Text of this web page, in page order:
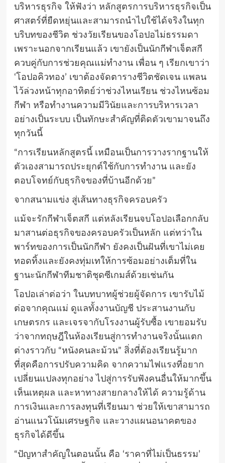
บริหารธุรกิจ ให้ฟังว่า หลักสูตรการบริหารธุรกิจเป็น
ศาสตร์ที่ยืดหยุ่นและสามารถนำไปใช้ได้จริงในทุก
บริบทของชีวิต ช่วงวัยเรียนของโอปอไม่ธรรมดา
เพราะนอกจากเรียนแล้ว เขายังเป็นนักกีฬาเจ็ตสกี
ควบคู่กับการช่วยคุณแม่ทำงาน เพื่อน ๆ เรียกเขาว่า
‘โอปอคิวทอง’ เขาต้องจัดตารางชีวิตชัดเจน แพลน
ไว้ล่วงหน้าทุกอาทิตย์ว่าช่วงไหนเรียน ช่วงไหนซ้อม
กีฬา หรือทำงานความมีวินัยและการบริหารเวลา
อย่างเป็นระบบ เป็นทักษะสำคัญที่ติดตัวเขามาจนถึง
ทุกวันนี้
“การเรียนหลักสูตรนี้ เหมือนเป็นการวางรากฐานให้
ตัวเองสามารถประยุกต์ใช้กับการทำงาน และยัง
ตอบโจทย์กับธุรกิจของที่บ้านอีกด้วย”
จากสนามแข่ง สู่เส้นทางธุรกิจครอบครัว
แม้จะรักกีฬาเจ็ตสกี แต่หลังเรียนจบโอปอเลือกกลับ
มาสานต่อธุรกิจของครอบครัวเป็นหลัก แต่ทว่าใน
พาร์ทของการเป็นนักกีฬา ยังคงเป็นฝันที่เขาไม่เคย
ทอดทิ้งและยังคงทุ่มเทให้การซ้อมอย่างเต็มที่ใน
ฐานะนักกีฬาทีมชาติชุดซีเกมส์ด้วยเช่นกัน
โอปอเล่าต่อว่า ในบทบาทผู้ช่วยผู้จัดการ เขารับไม้
ต่อจากคุณแม่ ดูแลทั้งงานบัญชี ประสานงานกับ
เกษตรกร และเจรจากับโรงงานผู้รับซื้อ เขายอมรับ
ว่าจากทฤษฎีในห้องเรียนสู่การทำงานจริงนั้นแตก
ต่างราวกับ “หนังคนละม้วน” สิ่งที่ต้องเรียนรู้มาก
ที่สุดคือการปรับความคิด จากความไฟแรงที่อยาก
เปลี่ยนแปลงทุกอย่าง ไปสู่การรับฟังคนอื่นให้มากขึ้น
เห็นเหตุผล และหาทางสายกลางให้ได้ ความรู้ด้าน
การเงินและการลงทุนที่เรียนมา ช่วยให้เขาสามารถ
อ่านแนวโน้มเศรษฐกิจ และวางแผนอนาคตของ
ธุรกิจได้ดีขึ้น
“ปัญหาสำคัญในตอนนั้น คือ ‘ราคาที่ไม่เป็นธรรม’